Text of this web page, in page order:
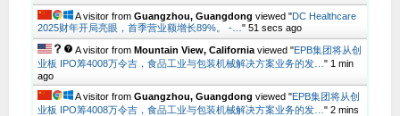
A visitor from Guangzhou, Guangdong viewed "DC Healthcare
2025财年开局亮眼，首季营业额增长89%。 -… " 52 secs ago
A visitor from Mountain View, California viewed "EPB集团将从创
业板 IPO筹4008万令吉，食品工业与包装机械解决方案业务的发… " 1 min
ago
A visitor from Guangzhou, Guangdong viewed "EPB集团将从创
业板 IPO筹4008万令吉，食品工业与包装机械解决方案业务的发… " 2 mins